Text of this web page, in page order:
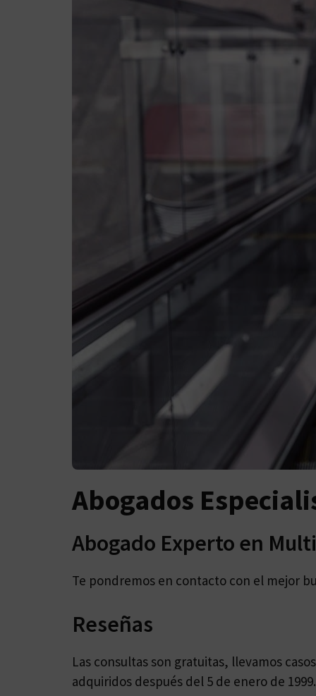
Abogados
Abogado Experto en
Te pondremos en contacto con el mejor
Reseñas
Las consultas son gratuitas, llevamos
adquiridos después del 5 de enero de